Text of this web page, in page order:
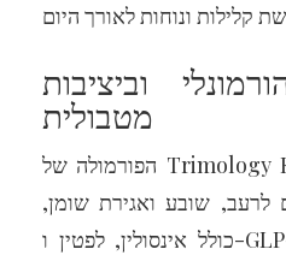
וביציבות
מטבולית
הפורמולה של Trimology Keto Capsules מסייעת
לרעב, שובע ואגירת שומן,
כולל אינסולין, לפטין ו-GLP-1. איזון זה עשוי לתרום